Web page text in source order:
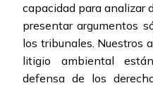
capacidad para analizar
presentar argumentos
los tribunales. Nuestros
litigio ambiental
defensa de los